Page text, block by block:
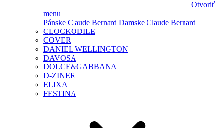
Otvoriť
menu
Pánske Claude Bernard Damske Claude Bernard
CLOCKODILE
COVER
DANIEL WELLINGTON
DAVOSA
DOLCE&GABBANA
D-ZINER
ELIXA
FESTINA